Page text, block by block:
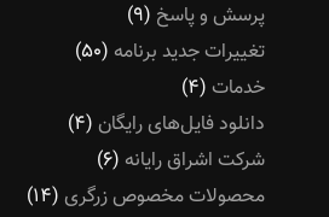
پرسش و پاسخ (۹)
تغییرات جدید برنامه (۵۰)
خدمات (۴)
دانلود فایل‌های رایگان (۴)
شرکت اشراق رایانه (۶)
محصولات مخصوص زرگری (۱۴)